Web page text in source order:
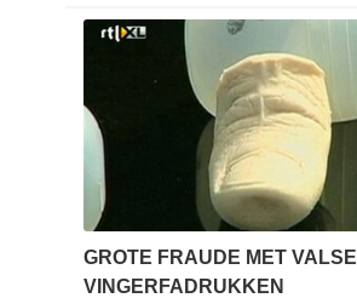
GROTE FRAUDE MET VALSE
VINGERFADRUKKEN